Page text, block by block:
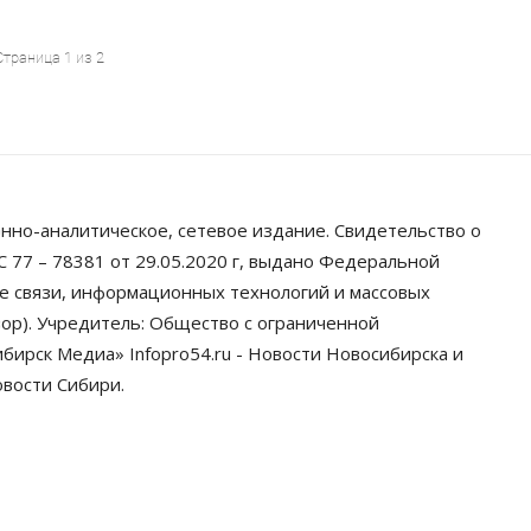
1 из 2
аналитическое, сетевое издание. Свидетельство о
– 78381 от 29.05.2020 г, выдано Федеральной
связи, информационных технологий и массовых
Учредитель: Общество с ограниченной
Медиа» Infopro54.ru - Новости Новосибирска и
Сибири.